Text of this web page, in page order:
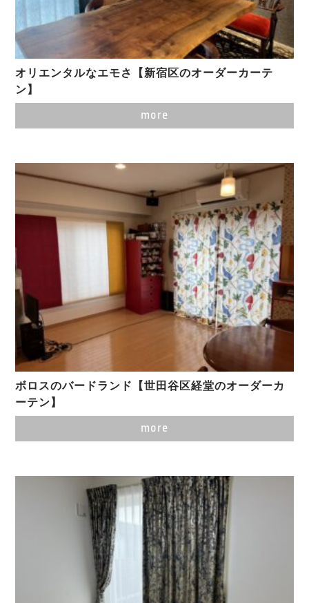
オリエンタルなエモさ【新宿区のオーダーカーテ
ン】
more
ボロスのバードランド【世田谷区経堂のオーダーカ
ーテン】
more